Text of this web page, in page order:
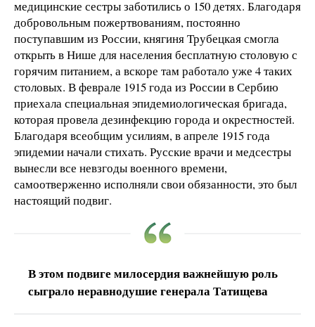
медицинские сестры заботились о 150 детях. Благодаря
добровольным пожертвованиям, постоянно
поступавшим из России, княгиня Трубецкая смогла
открыть в Нише для населения бесплатную столовую с
горячим питанием, а вскоре там работало уже 4 таких
столовых. В феврале 1915 года из России в Сербию
приехала специальная эпидемиологическая бригада,
которая провела дезинфекцию города и окрестностей.
Благодаря всеобщим усилиям, в апреле 1915 года
эпидемии начали стихать. Русские врачи и медсестры
вынесли все невзгоды военного времени,
самоотверженно исполняли свои обязанности, это был
настоящий подвиг.
В этом подвиге милосердия важнейшую роль
сыграло неравнодушие генерала Татищева